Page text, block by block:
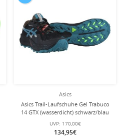
Asics
Asics Trail-Laufschuhe Gel Trabuco
14 GTX (wasserdicht) schwarz/blau
Herren
UVP: 170,00€
134,95€